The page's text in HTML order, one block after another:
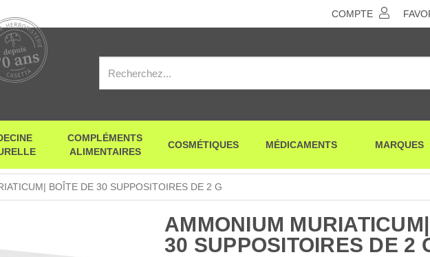
COMPTE
COMPLÉMENTS
ALIMENTAIRES
COSMÉTIQUES MÉDICAMENTS MARQUES
BOÎTE DE 30 SUPPOSITOIRES DE 2 G
AMMONIUM
30 SUPPOSITOIRES DE 2